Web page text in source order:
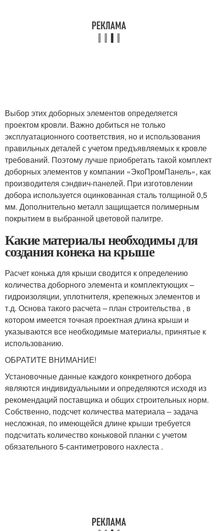
Выбор этих доборных элементов определяется
проектом кровли. Важно добиться не только
эксплуатационного соответствия, но и использования
правильных деталей с учетом предъявляемых к кровле
требований. Поэтому лучше приобретать такой комплект
доборных элементов у компании «ЭкоПромПанель», как
производителя сэндвич-панелей. При изготовлении
добора используется оцинкованная сталь толщиной 0,5
мм. Дополнительно металл защищается полимерным
покрытием в выбранной цветовой палитре.
Какие материалы необходимы для
создания конека на крыше
Расчет конька для крыши сводится к определению
количества доборного элемента и комплектующих –
гидроизоляции, уплотнителя, крепежных элементов и
т.д. Основа такого расчета – план строительства , в
котором имеется точная проектная длина крыши и
указываются все необходимые материалы, принятые к
использованию.
ОБРАТИТЕ ВНИМАНИЕ!
Установочные данные каждого конкретного добора
являются индивидуальными и определяются исходя из
рекомендаций поставщика и общих строительных норм.
Собственно, подсчет количества материала – задача
несложная, по имеющейся длине крыши требуется
подсчитать количество коньковой планки с учетом
обязательного 5-сантиметрового нахлеста .